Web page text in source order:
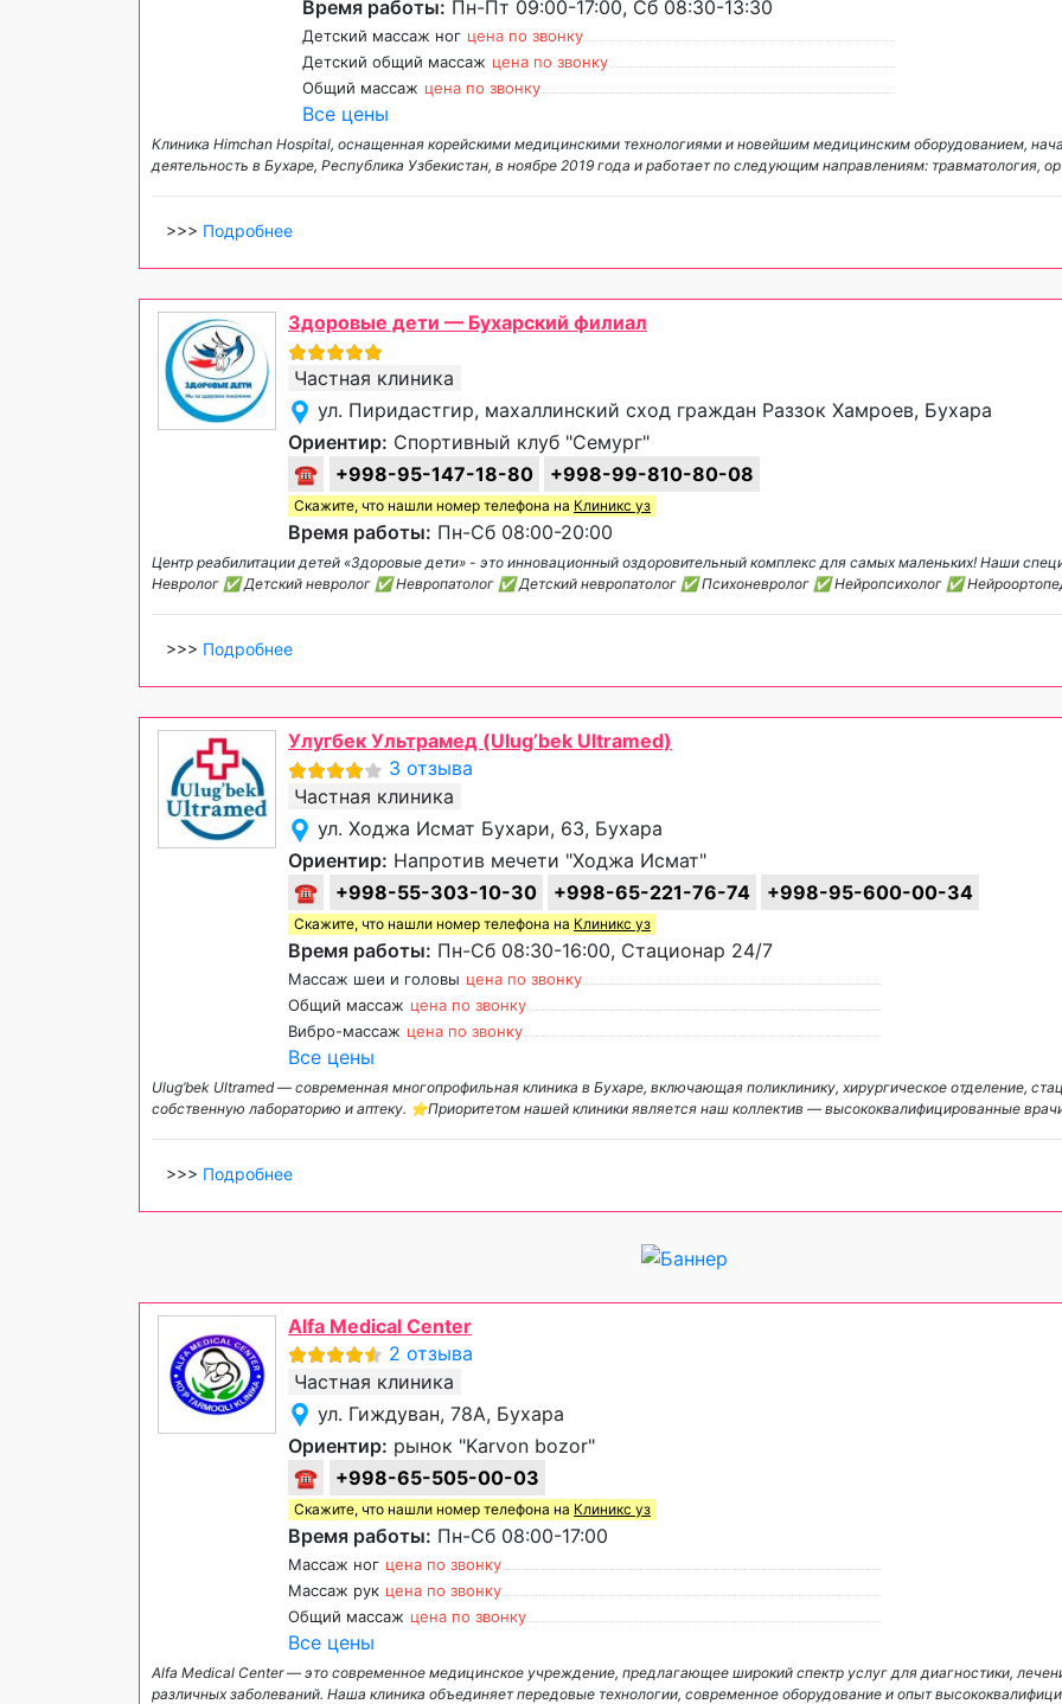
Время работы: Пн-Пт 09:00-17:00, Сб 08:30-13:30
Детский массаж ног цена по звонку
Детский общий массаж цена по звонку
Общий массаж цена по звонку
Все цены
Клиника Himchan Hospital, оснащенная корейскими медицинскими технологиями и новейшим медицинским оборудованием,
деятельность в Бухаре, Республика Узбекистан, в ноябре 2019 года и работает по следующим направлениям: травматология,
>>> Подробнее
Здоровые дети — Бухарский филиал
Частная клиника
ул. Пиридастгир, махаллинский сход граждан Раззок Хамроев, Бухара
Ориентир: Спортивный клуб "Семург"
☎
+998-95-147-18-80 +998-99-810-80-08
Скажите, что нашли номер телефона на Клиникс уз
Время работы: Пн-Сб 08:00-20:00
Центр реабилитации детей «Здоровые дети» - это инновационный оздоровительный комплекс для самых маленьких! Наши
Невролог ✅ Детский невролог ✅ Невропатолог ✅ Детский невропатолог ✅ Психоневролог ✅ Нейропсихолог ✅
>>> Подробнее
Улугбек Ультрамед (Ulug’bek Ultramed)
3 отзыва
Частная клиника
ул. Ходжа Исмат Бухари, 63, Бухара
Ориентир: Напротив мечети "Ходжа Исмат"
☎
+998-55-303-10-30 +998-65-221-76-74 +998-95-600-00-34
Скажите, что нашли номер телефона на Клиникс уз
Время работы: Пн-Сб 08:30-16:00, Стационар 24/7
Массаж шеи и головы цена по звонку
Общий массаж цена по звонку
Вибро-массаж цена по звонку
Все цены
Ulug’bek Ultramed — современная многопрофильная клиника в Бухаре, включающая поликлинику, хирургическое отделение,
собственную лабораторию и аптеку. ⭐️Приоритетом нашей клиники является наш коллектив — высококвалифицированные
>>> Подробнее
Alfa Medical Center
2 отзыва
Частная клиника
ул. Гиждуван, 78А, Бухара
Ориентир: рынок "Karvon bozor"
☎
+998-65-505-00-03
Скажите, что нашли номер телефона на Клиникс уз
Время работы: Пн-Сб 08:00-17:00
Массаж ног цена по звонку
Массаж рук цена по звонку
Общий массаж цена по звонку
Все цены
Alfa Medical Center — это современное медицинское учреждение, предлагающее широкий спектр услуг для диагностики,
различных заболеваний. Наша клиника объединяет передовые технологии, современное оборудование и опыт